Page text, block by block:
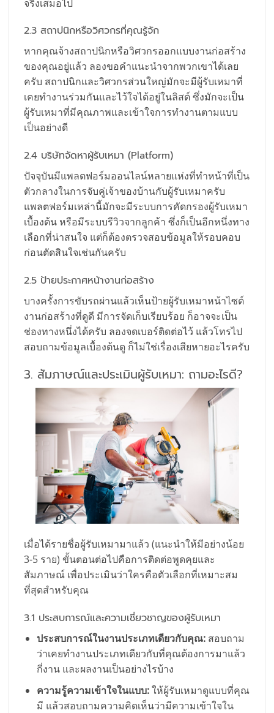
จริงเสมอไป
2.3 สถาปนิกหรือวิศวกรที่คุณรู้จัก
หากคุณจ้างสถาปนิกหรือวิศวกรออกแบบงานก่อสร้าง
ของคุณอยู่แล้ว ลองขอคำแนะนำจากพวกเขาได้เลย
ครับ สถาปนิกและวิศวกรส่วนใหญ่มักจะมีผู้รับเหมาที่
เคยทำงานร่วมกันและไว้ใจได้อยู่ในลิสต์ ซึ่งมักจะเป็น
ผู้รับเหมาที่มีคุณภาพและเข้าใจการทำงานตามแบบ
เป็นอย่างดี
2.4 บริษัทจัดหาผู้รับเหมา (Platform)
ปัจจุบันมีแพลตฟอร์มออนไลน์หลายแห่งที่ทำหน้าที่เป็น
ตัวกลางในการจับคู่เจ้าของบ้านกับผู้รับเหมาครับ
แพลตฟอร์มเหล่านี้มักจะมีระบบการคัดกรองผู้รับเหมา
เบื้องต้น หรือมีระบบรีวิวจากลูกค้า ซึ่งก็เป็นอีกหนึ่งทาง
เลือกที่น่าสนใจ แต่ก็ต้องตรวจสอบข้อมูลให้รอบคอบ
ก่อนตัดสินใจเช่นกันครับ
2.5 ป้ายประกาศหน้างานก่อสร้าง
บางครั้งการขับรถผ่านแล้วเห็นป้ายผู้รับเหมาหน้าไซต์
งานก่อสร้างที่ดูดี มีการจัดเก็บเรียบร้อย ก็อาจจะเป็น
ช่องทางหนึ่งได้ครับ ลองจดเบอร์ติดต่อไว้ แล้วโทรไป
สอบถามข้อมูลเบื้องต้นดู ก็ไม่ใช่เรื่องเสียหายอะไรครับ
3. สัมภาษณ์และประเมินผู้รับเหมา: ถามอะไรดี?
เมื่อได้รายชื่อผู้รับเหมามาแล้ว (แนะนำให้มีอย่างน้อย
3-5 ราย) ขั้นตอนต่อไปคือการติดต่อพูดคุยและ
สัมภาษณ์ เพื่อประเมินว่าใครคือตัวเลือกที่เหมาะสม
ที่สุดสำหรับคุณ
3.1 ประสบการณ์และความเชี่ยวชาญของผู้รับเหมา
ประสบการณ์ในงานประเภทเดียวกับคุณ:สอบถาม
ว่าเคยทำงานประเภทเดียวกับที่คุณต้องการมาแล้ว
กี่งาน และผลงานเป็นอย่างไรบ้าง
ความรู้ความเข้าใจในแบบ:ให้ผู้รับเหมาดูแบบที่คุณ
มี แล้วสอบถามความคิดเห็นว่ามีความเข้าใจใน